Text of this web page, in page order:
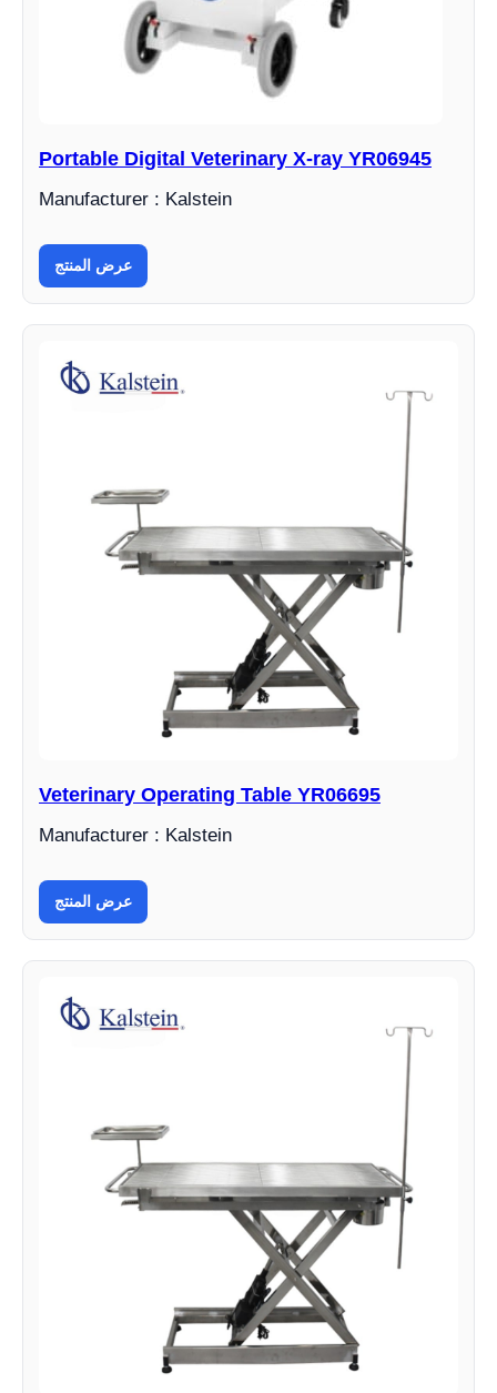
Portable Digital Veterinary X-ray YR06945
Manufacturer : Kalstein
عرض المنتج
Veterinary Operating Table YR06695
Manufacturer : Kalstein
عرض المنتج